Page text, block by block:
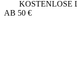
KOSTENLOSE
AB 50 €